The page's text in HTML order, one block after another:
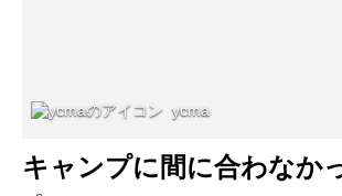
ycma
キャンプに間に合わなか